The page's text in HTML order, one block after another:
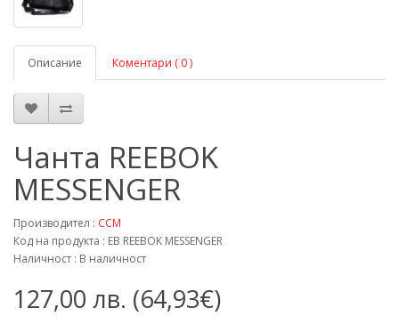
Описание Коментари ( 0 )
Чанта REEBOK
MESSENGER
Производител : CCM
Код на продукта : EB REEBOK MESSENGER
Наличност : В наличност
127,00 лв. (64,93€)